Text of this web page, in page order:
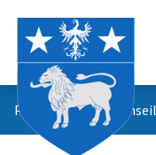
Propositions du